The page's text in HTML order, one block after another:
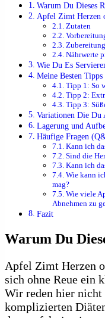
Warum Du Dieses
Apfel Zimt Herzen
Zutaten
Nährwerte
Wie Du Es
Meine Besten Tipps
Tipp 1: So
Tipp 2:
Tipp 3:
Variationen Die Du
Lagerung und
Häufige Fragen
Kann ich
Sind die
Kann ich
Wie kann
mag?
Wie viele
Abnehmen zu
Fazit
Warum Du
Apfel Zimt Herzen
sich ohne Reue ein
Wir reden hier nicht
komplizierten